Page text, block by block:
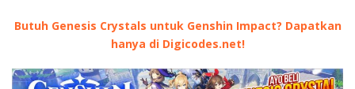
Butuh Genesis Crystals untuk Genshin Impact? Dapatkan
hanya di Digicodes.net!